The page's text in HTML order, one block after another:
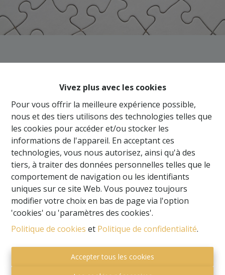
Vivez plus avec les cookies
Pour vous offrir la meilleure expérience possible,
nous et des tiers utilisons des technologies telles que
les cookies pour accéder et/ou stocker les
informations de l'appareil. En acceptant ces
technologies, vous nous autorisez, ainsi qu'à des
tiers, à traiter des données personnelles telles que le
comportement de navigation ou les identifiants
uniques sur ce site Web. Vous pouvez toujours
modifier votre choix en bas de page via l'option
'cookies' ou 'paramètres des cookies'.
Politique de cookies et Politique de confidentialité.
Accepter tous les cookies
plus
À Vendre À Louer